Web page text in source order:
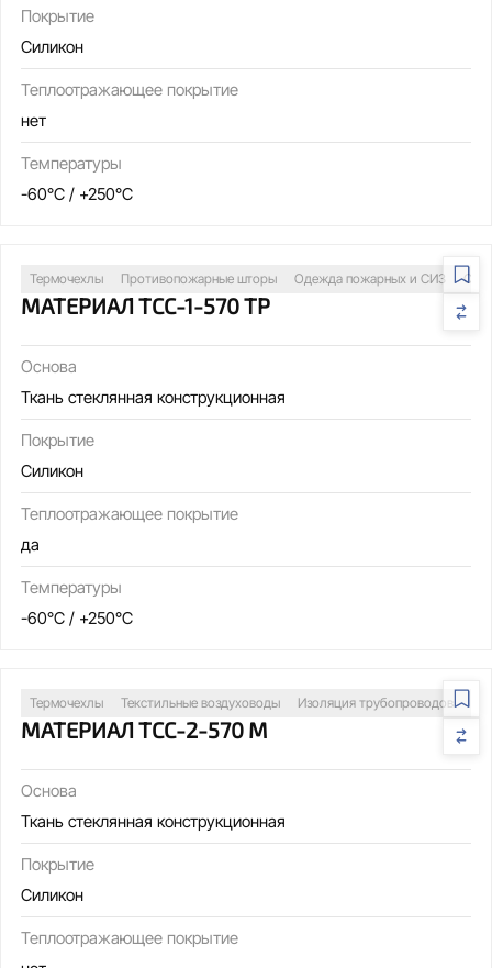
Покрытие
Силикон
Теплоотражающее покрытие
нет
Температуры
-60°C / +250°C
Термочехлы Противопожарные шторы Одежда пожарных и СИЗ
МАТЕРИАЛ ТСС-1-570 ТР
Основа
Ткань стеклянная конструкционная
Покрытие
Силикон
Теплоотражающее покрытие
да
Температуры
-60°C / +250°C
Термочехлы Текстильные воздуховоды Изоляция трубопроводов
МАТЕРИАЛ ТСС-2-570 М
Основа
Ткань стеклянная конструкционная
Покрытие
Силикон
Теплоотражающее покрытие